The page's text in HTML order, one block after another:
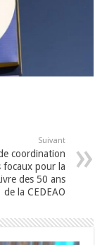
Suivant
coordination
focaux pour la
des 50 ans
de la CEDEAO